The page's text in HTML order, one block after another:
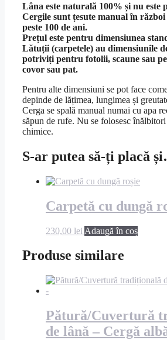
Lâna este naturală 100% și nu este
Cergile sunt țesute manual în
peste 100 de ani.
Prețul este pentru dimensiunea
Lătuții (carpetele) au dimensiunile
potriviți pentru fotolii, scaune sau
covor sau pat.
Pentru alte dimensiuni se pot face
depinde de lățimea, lungimea și
Cerga se spală manual numai cu apa
săpun de rufe. Nu se folosesc înălbitori
chimice.
S-ar putea să-ți placă
Carpetă cu dungă
230,00 lei Adaugă în coș
Produse similare
Pătură/Cuvertură
de lână – Cergă